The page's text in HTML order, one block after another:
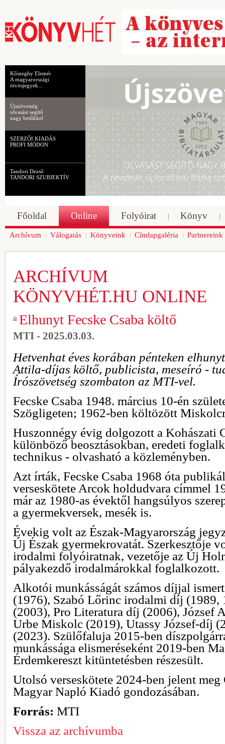
Kőszeghy Elemér
A magyarországi
ötvösjegyek...
Újszövetség
olvasást segítő
nagy betűkkel
SZERZŐI KIADÁS
PROFI MÓDON
Tandori Dezső
TANDORI SZUBJEKTÍV
Főoldal Online Folyóirat Könyv
Archívum Válogatás Könyveink Címlapgaléria Partnereink
ARCHÍVUM
KÖNYVHÉT.HU ONLINE
Elhunyt Fecske Csaba költő
MTI - 2025.03.03.
Hetvenhat éves korában pénteken
Attila-díjas költő, publicista, meseíró -
Írószövetség szombaton az MTI-vel.
Fecske Csaba 1948. március 10-én
Szögligeten; 1962-ben költözött
Huszonnégy évig dolgozott a Kohászati
különböző beosztásokban, eredeti
technikus - olvasható a közleményben.
Azt írták, Fecske Csaba 1968 óta
verseskötete Arcok holdudvara címmel
már az 1980-as évektől hangsúlyos
a gyermekversek, mesék is.
Évekig volt az Észak-Magyarország
Új Észak gyermekrovatát. Szerkesztője
irodalmi folyóiratnak, vezetője az Új
pályakezdő irodalmárokkal foglalkozott.
Alkotói munkásságát számos díjjal
(1976), Szabó Lőrinc irodalmi díj
(2003), Pro Literatura díj (2006), József
Urbe Miskolc (2019), Utassy József-díj
(2023). Szülőfaluja 2015-ben
munkássága elismeréseként 2019-ben
Érdemkereszt kitüntetésben részesült.
Utolsó verseskötete 2024-ben jelent meg
Magyar Napló Kiadó gondozásában.
Forrás: MTI
Vissza az archívumba